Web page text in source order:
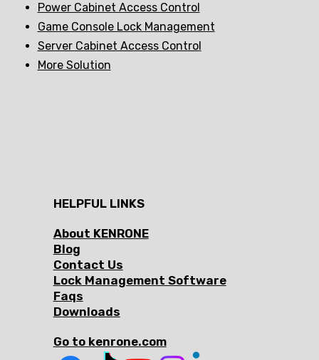
Power Cabinet Access Control
Game Console Lock Management
Server Cabinet Access Control
More Solution
HELPFUL LINKS
About KENRONE
Blog
Contact Us
Lock Management Software
Faqs
Downloads
Go to kenrone.com